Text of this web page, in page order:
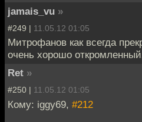
jamais_vu »
#249 | 11.05.12 01:05
Митрофанов как всегда
очень хорошо
Ret »
#250 | 11.05.12 01:05
Кому: iggy69, #212